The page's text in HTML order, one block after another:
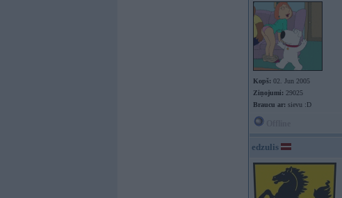
Kopš: 02. Jun 2005
Ziņojumi: 29025
Braucu ar: sievu :D
edzulis